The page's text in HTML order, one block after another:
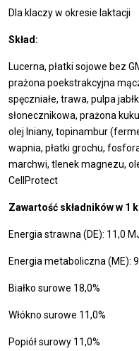
Dla klaczy w okresie laktacji
Skład:
Lucerna, płatki sojowe bez
prażona poekstrakcyjna
spęczniałe, trawa, pulpa
słonecznikowa, prażona
olej lniany, topinambur
wapnia, płatki grochu,
marchwi, tlenek magnezu,
CellProtect
Zawartość składników w 1
Energia strawna (DE): 11,0
Energia metaboliczna (ME):
Białko surowe 18,0%
Włókno surowe 11,0%
Popiół surowy 11,0%